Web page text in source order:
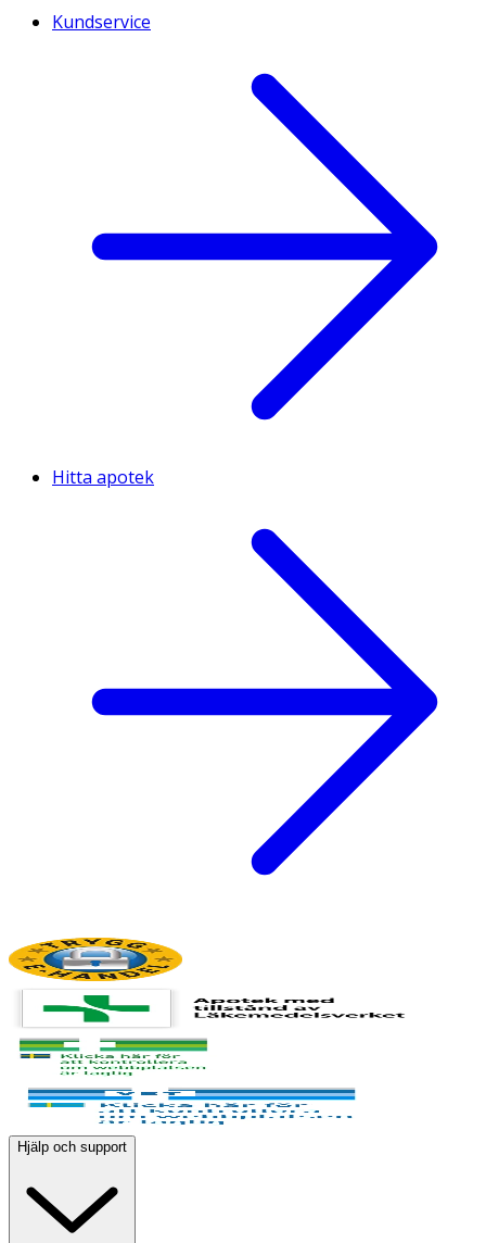
Kundservice
Hitta apotek
Hjälp och support